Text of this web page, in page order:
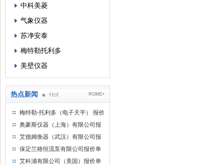
中科美菱
气象仪器
苏净安泰
梅特勒托利多
美壁仪器
热点新闻 Hot ROME+
梅特勒-托利多（电子天平） 报价
单
奥豪斯仪器（上海）有限公司报
价单
艾德姆衡器（武汉）有限公司报
价单
保定兰格恒流泵有限公司报价单
艾科浦有限公司（美国）报价单